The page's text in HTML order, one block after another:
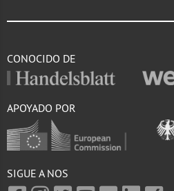
CONOCIDO DE
APOYADO POR
SIGUE A NOS